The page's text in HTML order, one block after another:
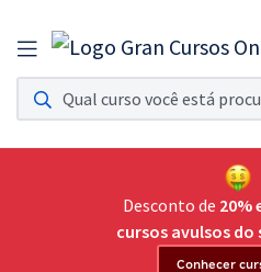
Assinatura Ilimitada 11
Acesso a todos os cursos. Teste grátis por
Assinatura OAB Até Passar
Acesso ilimitado a toda preparação para
Desconto de 20%
cursos avulsos do
Conhecer